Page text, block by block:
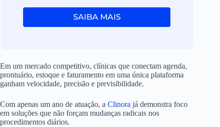
SAIBA MAIS
Em um mercado competitivo, clínicas que conectam agenda,
prontuário, estoque e faturamento em uma única plataforma
ganham velocidade, precisão e previsibilidade.
Com apenas um ano de atuação, a Clinora já demonstra foco
em soluções que não forçam mudanças radicais nos
procedimentos diários.